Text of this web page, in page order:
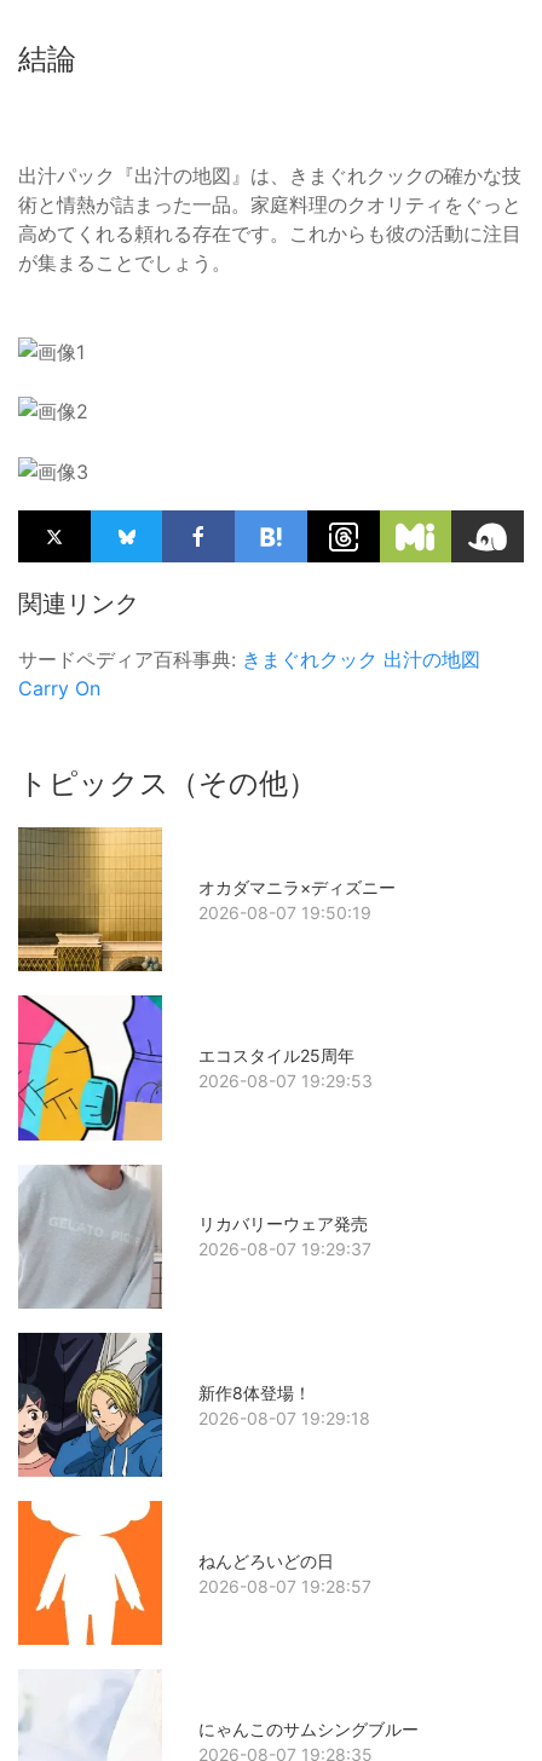
結論
出汁パック『出汁の地図』は、きまぐれクックの確かな技
術と情熱が詰まった一品。家庭料理のクオリティをぐっと
高めてくれる頼れる存在です。これからも彼の活動に注目
が集まることでしょう。
関連リンク
サードペディア百科事典: きまぐれクック 出汁の地図
Carry On
トピックス（その他）
オカダマニラ×ディズニー
2026-08-07 19:50:19
エコスタイル25周年
2026-08-07 19:29:53
リカバリーウェア発売
2026-08-07 19:29:37
新作8体登場！
2026-08-07 19:29:18
ねんどろいどの日
2026-08-07 19:28:57
にゃんこのサムシングブルー
2026-08-07 19:28:35